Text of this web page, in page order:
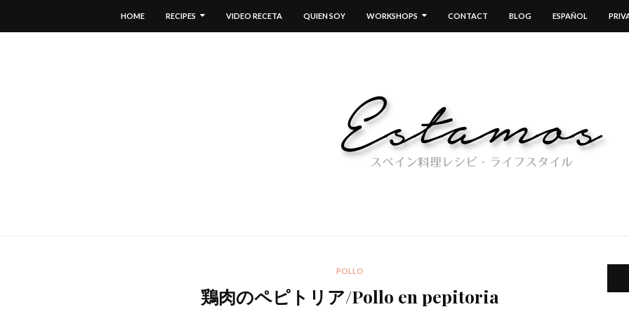
HOME RECIPES VIDEO RECETA QUIEN SOY WORKSHOPS CONTACT BLOG ESPAÑOL
POLLO
鶏肉のペピトリア/Pollo en pepitoria